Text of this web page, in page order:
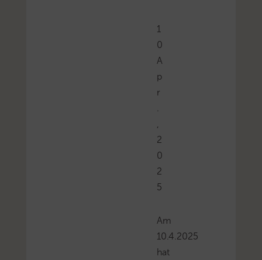
1
0
A
p
r
.
,
2
0
2
5
Am
10.4.2025
hat